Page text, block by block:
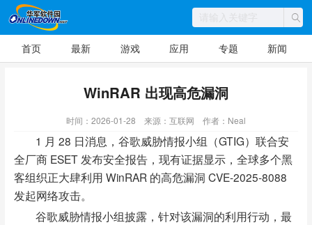
首页 最新 游戏 应用 专题 新闻
WinRAR 出现高危漏洞
时间：2026-01-28 来源：互联网 作者：Neal
1 月 28 日消息，谷歌威胁情报小组（GTIG）联合安
全厂商 ESET 发布安全报告，现有证据显示，全球多个黑
客组织正大肆利用 WinRAR 的高危漏洞 CVE-2025-8088
发起网络攻击。
谷歌威胁情报小组披露，针对该漏洞的利用行动，最